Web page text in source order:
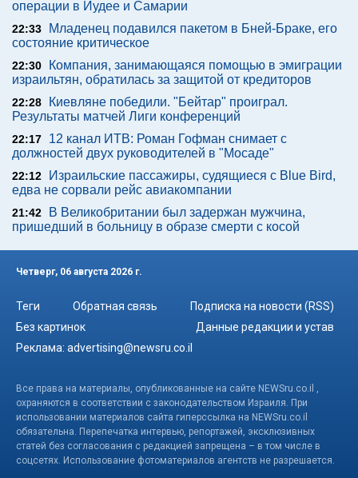
операции в Иудее и Самарии
22:33
Младенец подавился пакетом в Бней-Браке, его
состояние критическое
22:30
Компания, занимающаяся помощью в эмиграции
израильтян, обратилась за защитой от кредиторов
22:28
Киевляне победили. "Бейтар" проиграл.
Результаты матчей Лиги конференций
22:17
12 канал ИТВ: Роман Гофман снимает с
должностей двух руководителей в "Мосаде"
22:12
Израильские пассажиры, судящиеся с Blue Bird,
едва не сорвали рейс авиакомпании
21:42
В Великобритании был задержан мужчина,
пришедший в больницу в образе смерти с косой
Четверг, 06 августа 2026 г.
Теги Обратная связь
Подписка на новости (RSS)
Без картинок
Данные редакции и устав
Реклама: advertising@newsru.co.il
Все права на материалы, опубликованные на сайте NEWSru.co.il ,
охраняются в соответствии с законодательством Израиля. При
использовании материалов сайта гиперссылка на NEWSru.co.il
обязательна. Перепечатка интервью, репортажей, эксклюзивных
статей без согласования с редакцией запрещена – в том числе в
соцсетях. Использование фотоматериалов агентств не разрешается.